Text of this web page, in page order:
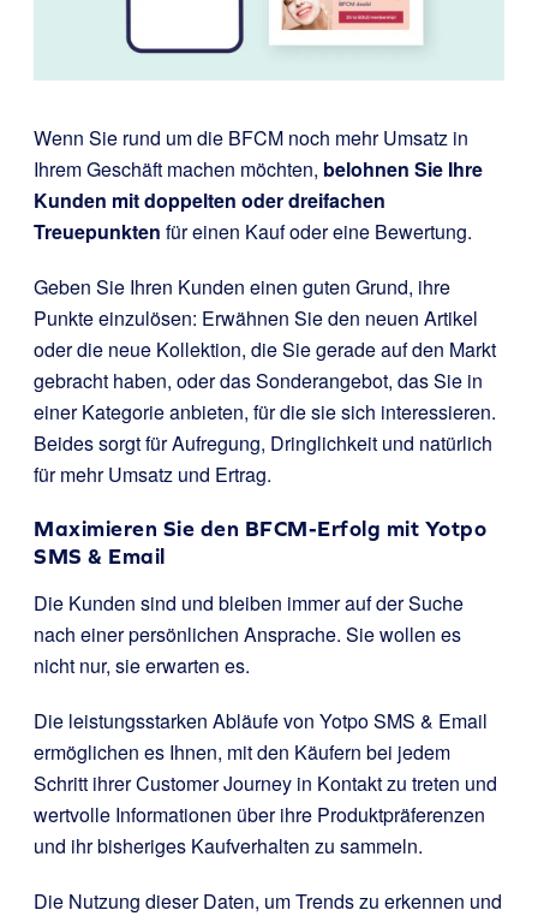
Wenn Sie rund um die BFCM noch mehr Umsatz in
Ihrem Geschäft machen möchten, belohnen Sie Ihre
Kunden mit doppelten oder dreifachen
Treuepunkten für einen Kauf oder eine Bewertung.
Geben Sie Ihren Kunden einen guten Grund, ihre
Punkte einzulösen: Erwähnen Sie den neuen Artikel
oder die neue Kollektion, die Sie gerade auf den Markt
gebracht haben, oder das Sonderangebot, das Sie in
einer Kategorie anbieten, für die sie sich interessieren.
Beides sorgt für Aufregung, Dringlichkeit und natürlich
für mehr Umsatz und Ertrag.
Maximieren Sie den BFCM-Erfolg mit Yotpo
SMS & Email
Die Kunden sind und bleiben immer auf der Suche
nach einer persönlichen Ansprache. Sie wollen es
nicht nur, sie erwarten es.
Die leistungsstarken Abläufe von Yotpo SMS & Email
ermöglichen es Ihnen, mit den Käufern bei jedem
Schritt ihrer Customer Journey in Kontakt zu treten und
wertvolle Informationen über ihre Produktpräferenzen
und ihr bisheriges Kaufverhalten zu sammeln.
Die Nutzung dieser Daten, um Trends zu erkennen und